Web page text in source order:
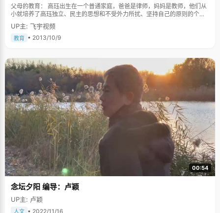
父母的教育： 高珏出生在一个普通家庭，爸爸是律师，妈妈是教师，他们从
小就培养了高珏独立、民主的思想和不受外力所扰、坚持自己的原则的个
性。提起爸爸，高珏最欣赏的是他为失足的未成年人和农民工等弱势群体辩
护，高珏因为自己有这样一位善良、有正义感的爸爸感到自豪，爸爸也影响
了高珏，让她有了正直高尚的人格。都说严父慈母，可在高珏的家里却是妈
亲的教育很严格，但是高珏说正是这样的严格的教育让她端正了学习态度，
有了一个好的学习习惯。 做个感恩的人： 高珏还是个懂得感恩的孩子。清华
自主招生抱憾而归后，她最大的遗憾不是没取得加分，而是觉得愧对班主任
钱老师。因为给到学校的清华自主招生名额很少，原本都分配给了理科班，
高珏的班主任钱老师为此特别找校长给文科班要来一个名额，所以没有取得
加分，让高珏内心不安的不是成绩，而是觉得辜负了老师的期望。而这些，
是钱老师从别处无意间得知的，高珏从来没有和老师提起过。只是在南京考
试后，她特意去夫子庙给钱老师的儿子买了个小挂坠儿，希望他日后能学业
有成。将感恩埋在心里，默默的做的这一切，让钱老师尤为感慨。 喜欢提
问，问得多了收获就多 "我觉得我学习中最好的方法就是多问老师，不仅问自
己的老师也会问别的班老师。"谈起考高分的秘诀，高珏说，她有时为了一篇
作文会问很多位老师，"每位老师都有不同的见解，我问得多了，得到的建议
也就多了，对学习很有帮助。"另外，高珏说，平时不能为了提高成绩，看书
只看作文书，"要多看一些，杂七杂八什么书都可以看，虽然不会立竿见影，
但可以积累知识。"晚上回家，或者周末，高珏最喜欢听音乐让自己放
高珏还喜欢上了美剧，"自从接触到美剧后，一下子喜欢上了，我喜欢从剧中
认为适当的美剧会在英语口语语法上带来帮助。 对未来的期待： "珏"字的含
义，《说文》中如此解释："两玉相合为一珏"，而提起自己的名字的来历，
UP主: 飞宇视频
教育 • 2013/10/9
00:54
念坛夕阳 编导：卢颖
UP主: 卢颖
人文 • 2022/11/16